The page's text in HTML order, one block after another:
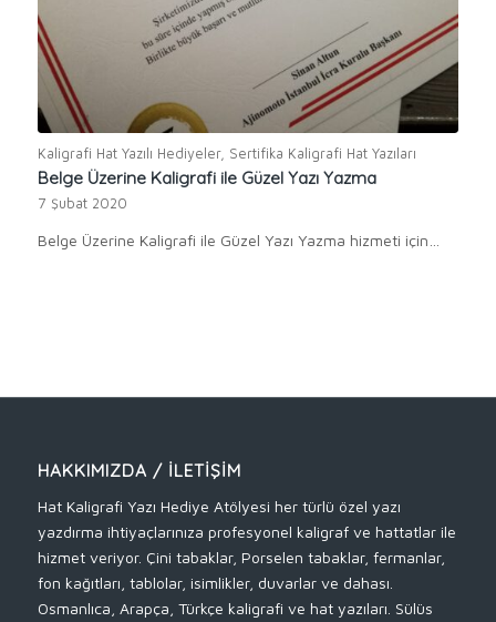
Kaligrafi Hat Yazılı Hediyeler, Sertifika Kaligrafi Hat Yazıları
Belge Üzerine Kaligrafi ile Güzel Yazı Yazma
7 Şubat 2020
Belge Üzerine Kaligrafi ile Güzel Yazı Yazma hizmeti için…
HAKKIMIZDA / İLETIŞIM
Hat Kaligrafi Yazı Hediye Atölyesi her türlü özel yazı
yazdırma ihtiyaçlarınıza profesyonel kaligraf ve hattatlar ile
hizmet veriyor. Çini tabaklar, Porselen tabaklar, fermanlar,
fon kağıtları, tablolar, isimlikler, duvarlar ve dahası.
Osmanlıca, Arapça, Türkçe kaligrafi ve hat yazıları. Sülüs